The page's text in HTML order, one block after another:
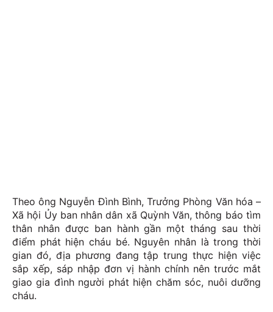
Theo ông Nguyễn Đình Bình, Trưởng Phòng Văn hóa –
Xã hội Ủy ban nhân dân xã Quỳnh Văn, thông báo tìm
thân nhân được ban hành gần một tháng sau thời
điểm phát hiện cháu bé. Nguyên nhân là trong thời
gian đó, địa phương đang tập trung thực hiện việc
sắp xếp, sáp nhập đơn vị hành chính nên trước mắt
giao gia đình người phát hiện chăm sóc, nuôi dưỡng
cháu.